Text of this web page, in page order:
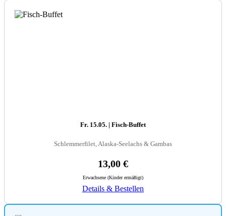
Fr. 15.05. | Fisch-Buffet
Schlemmerfilet, Alaska-Seelachs & Gambas
13,00 €
Erwachsene (Kinder ermäßigt)
Details & Bestellen